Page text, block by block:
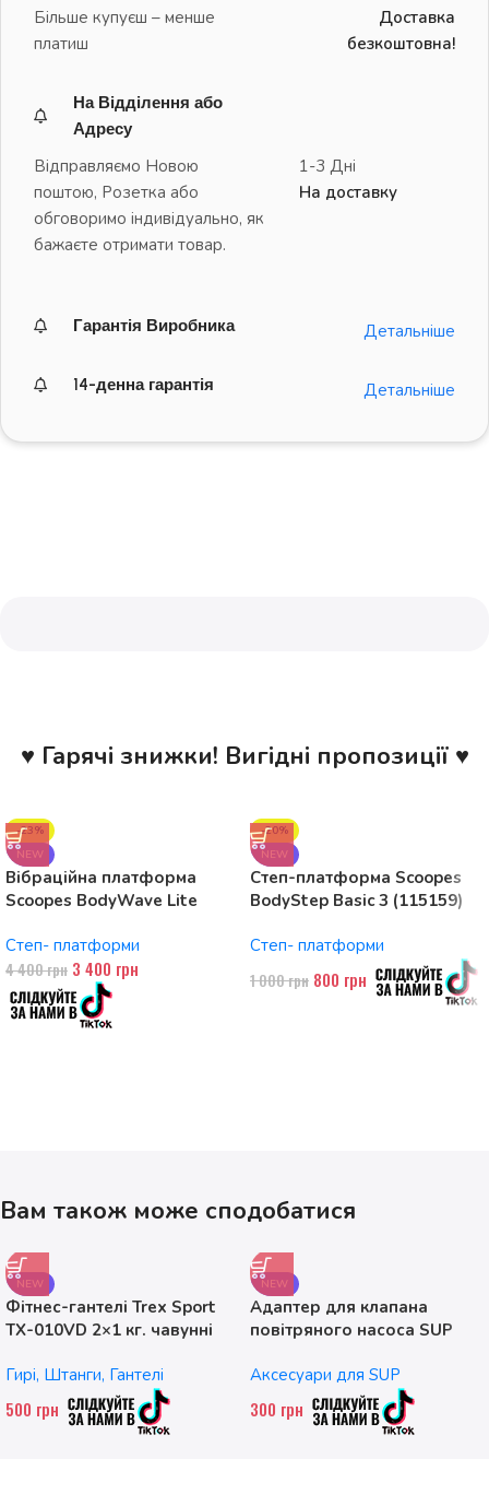
Більше купуєш – менше
платиш
Доставка
безкоштовна!
На Відділення або
Адресу
Відправляємо Новою
поштою, Розетка або
обговоримо індивідуально, як
бажаєте отримати товар.
1-3 Дні
На доставку
Гарантія Виробника Детальніше
14-денна гарантія Детальніше
♥ Гарячі знижки! Вигідні пропозиції ♥
-23%
NEW
Вібраційна платформа
Scoopes BodyWave Lite
Степ- платформи
4 400грн 3 400 грн
-20%
NEW
Степ-платформа Scoopes
BodyStep Basic 3 (115159)
рівні
Степ- платформи
1 000грн 800 грн
Вам також може сподобатися
NEW
Фітнес-гантелі Trex Sport
TX-010VD 2×1 кг. чавунні
Гирі, Штанги, Гантелі
500 грн
NEW
Адаптер для клапана
повітряного насоса SUP
Аксесуари для SUP
300 грн